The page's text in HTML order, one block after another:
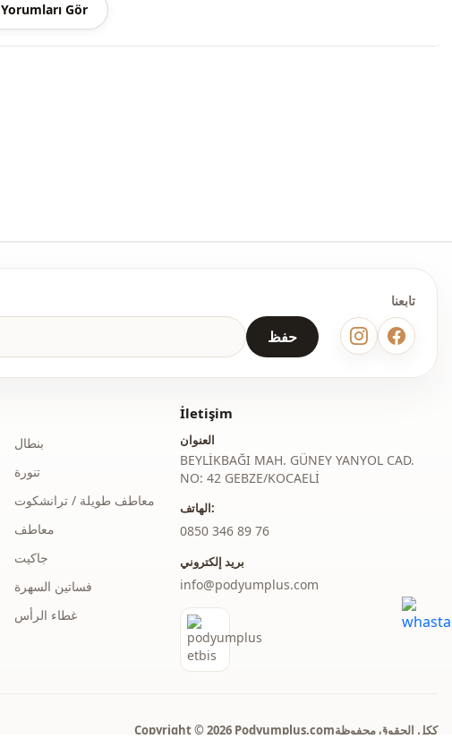
Yorumları Gör
حفظ
تابعنا
بنطال
تنورة
معاطف طويلة / ترانشكوت
معاطف
جاكيت
فساتين السهرة
غطاء الرأس
İletişim
العنوان
BEYLİKBAĞI MAH. GÜNEY YANYOL CAD.
NO: 42 GEBZE/KOCAELİ
الهاتف:
‎0850 346 89 76
بريد إلكتروني
info@podyumplus.com
Copyright © 2026 Podyumplus.comككل الحقوق محفوظة